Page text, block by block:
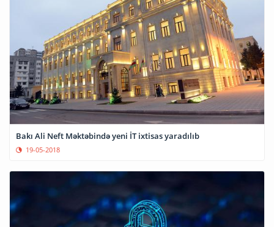
Bakı Ali Neft Məktəbində yeni İT ixtisas yaradılıb
19-05-2018